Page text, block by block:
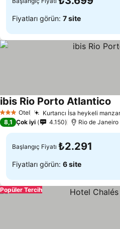
Fiyatları görün: 7 site
3 YıldızOtel Kurtarıcı İsa heykeli
ibis Rio Porto Atlantico
8,1 Çok iyi 4.150 Rio de Janeiro
Başlangıç Fiyatı ₺2.291
Fiyatları görün: 6 site
Popüler Tercih